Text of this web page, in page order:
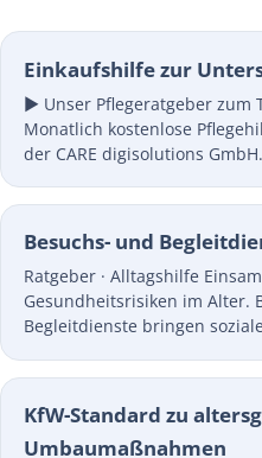
Einkaufshilfe zur
► Unser Pflegeratgeber zum
Monatlich kostenlose
der CARE digisolutions GmbH.
Besuchs- und
Ratgeber · Alltagshilfe
Gesundheitsrisiken im Alter.
Begleitdienste bringen
KfW-Standard zu
Umbaumaßnahmen